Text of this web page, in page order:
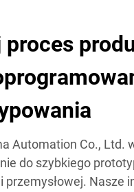
proces
Automation Co., Ltd.
do szybkiego
Nasze